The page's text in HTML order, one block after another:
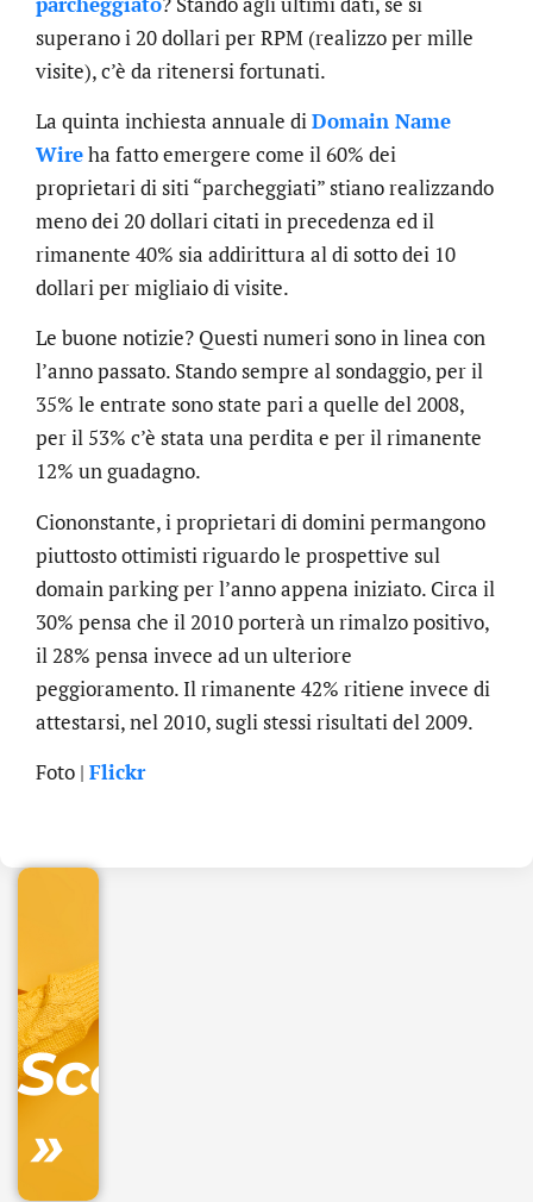
superano i 20 dollari per RPM (realizzo per mille
visite), c’è da ritenersi fortunati.
La quinta inchiesta annuale diDomain Name
Wireha fatto emergere come il 60% dei
proprietari di siti “parcheggiati” stiano realizzando
meno dei 20 dollari citati in precedenza ed il
rimanente 40% sia addirittura al di sotto dei 10
dollari per migliaio di visite.
Le buone notizie? Questi numeri sono in linea con
l’anno passato. Stando sempre al sondaggio, per il
35% le entrate sono state pari a quelle del 2008,
per il 53% c’è stata una perdita e per il rimanente
12% un guadagno.
Ciononstante, i proprietari di domini permangono
piuttosto ottimisti riguardo le prospettive sul
domain parking per l’anno appena iniziato. Circa il
30% pensa che il 2010 porterà un rimalzo positivo,
il 28% pensa invece ad un ulteriore
peggioramento. Il rimanente 42% ritiene invece di
attestarsi, nel 2010, sugli stessi risultati del 2009.
Foto | Flickr
Scopri
»
.online